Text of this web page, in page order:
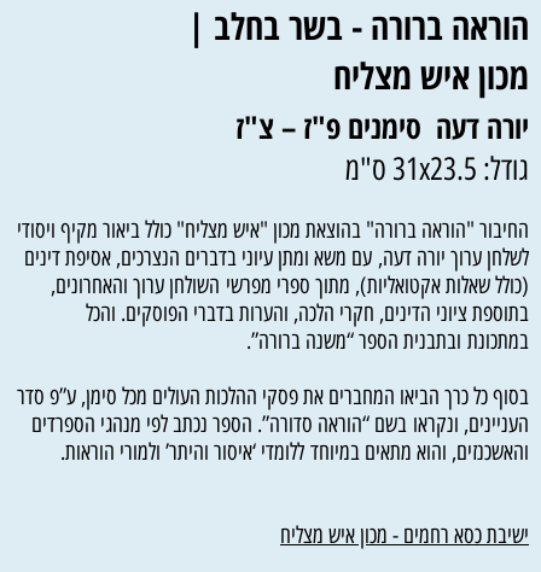
הוראה ברורה - בשר בחלב |
מכון איש מצליח
יורה דעה סימנים פ"ז – צ"ז
גודל: 31x23.5 ס"מ
החיבור "הוראה ברורה" בהוצאת מכון "איש מצליח" כולל ביאור מקיף ויסודי
לשלחן ערוך יורה דעה, עם משא ומתן עיוני בדברים הנצרכים, אסיפת דינים
(כולל שאלות אקטואליות), מתוך ספרי מפרשי השולחן ערוך והאחרונים,
בתוספת ציוני הדינים, חקרי הלכה, והערות בדברי הפוסקים. והכל
במתכונת ובתבנית הספר “משנה ברורה”.
בסוף כל כרך הביאו המחברים את פסקי ההלכות העולים מכל סימן, ע”פ סדר
העניינים, ונקראו בשם “הוראה סדורה”. הספר נכתב לפי מנהגי הספרדים
והאשכנזים, והוא מתאים במיוחד ללומדי ‘איסור והיתר’ ולמורי הוראות.
ישיבת כסא רחמים - מכון איש מצליח